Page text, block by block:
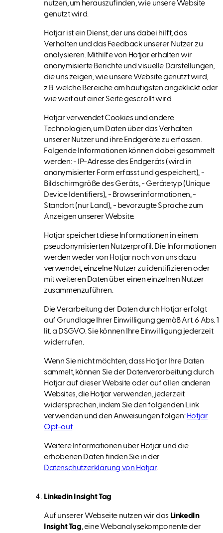
nutzen, um herauszufinden, wie unsere Website
genutzt wird.
Hotjar ist ein Dienst, der uns dabei hilft, das
Verhalten und das Feedback unserer Nutzer zu
analysieren. Mithilfe von Hotjar erhalten wir
anonymisierte Berichte und visuelle Darstellungen,
die uns zeigen, wie unsere Website genutzt wird,
z.B. welche Bereiche am häufigsten angeklickt oder
wie weit auf einer Seite gescrollt wird.
Hotjar verwendet Cookies und andere
Technologien, um Daten über das Verhalten
unserer Nutzer und ihre Endgeräte zu erfassen.
Folgende Informationen können dabei gesammelt
werden: - IP-Adresse des Endgeräts (wird in
anonymisierter Form erfasst und gespeichert), -
Bildschirmgröße des Geräts, - Gerätetyp (Unique
Device Identifiers), - Browserinformationen, -
Standort (nur Land), - bevorzugte Sprache zum
Anzeigen unserer Website.
Hotjar speichert diese Informationen in einem
pseudonymisierten Nutzerprofil. Die Informationen
werden weder von Hotjar noch von uns dazu
verwendet, einzelne Nutzer zu identifizieren oder
mit weiteren Daten über einen einzelnen Nutzer
zusammenzuführen.
Die Verarbeitung der Daten durch Hotjar erfolgt
auf Grundlage Ihrer Einwilligung gemäß Art. 6 Abs. 1
lit. a DSGVO. Sie können Ihre Einwilligung jederzeit
widerrufen.
Wenn Sie nicht möchten, dass Hotjar Ihre Daten
sammelt, können Sie der Datenverarbeitung durch
Hotjar auf dieser Website oder auf allen anderen
Websites, die Hotjar verwenden, jederzeit
widersprechen, indem Sie den folgenden Link
verwenden und den Anweisungen folgen: Hotjar
Opt-out.
Weitere Informationen über Hotjar und die
erhobenen Daten finden Sie in der
Datenschutzerklärung von Hotjar.
Linkedin Insight Tag
Auf unserer Webseite nutzen wir das LinkedIn
Insight Tag, eine Webanalysekomponente der